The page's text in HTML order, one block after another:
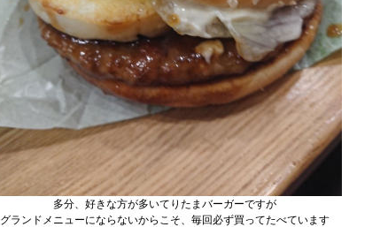
多分、好きな方が多いてりたまバーガーですが
グランドメニューにならないからこそ、毎回必ず買ってたべています